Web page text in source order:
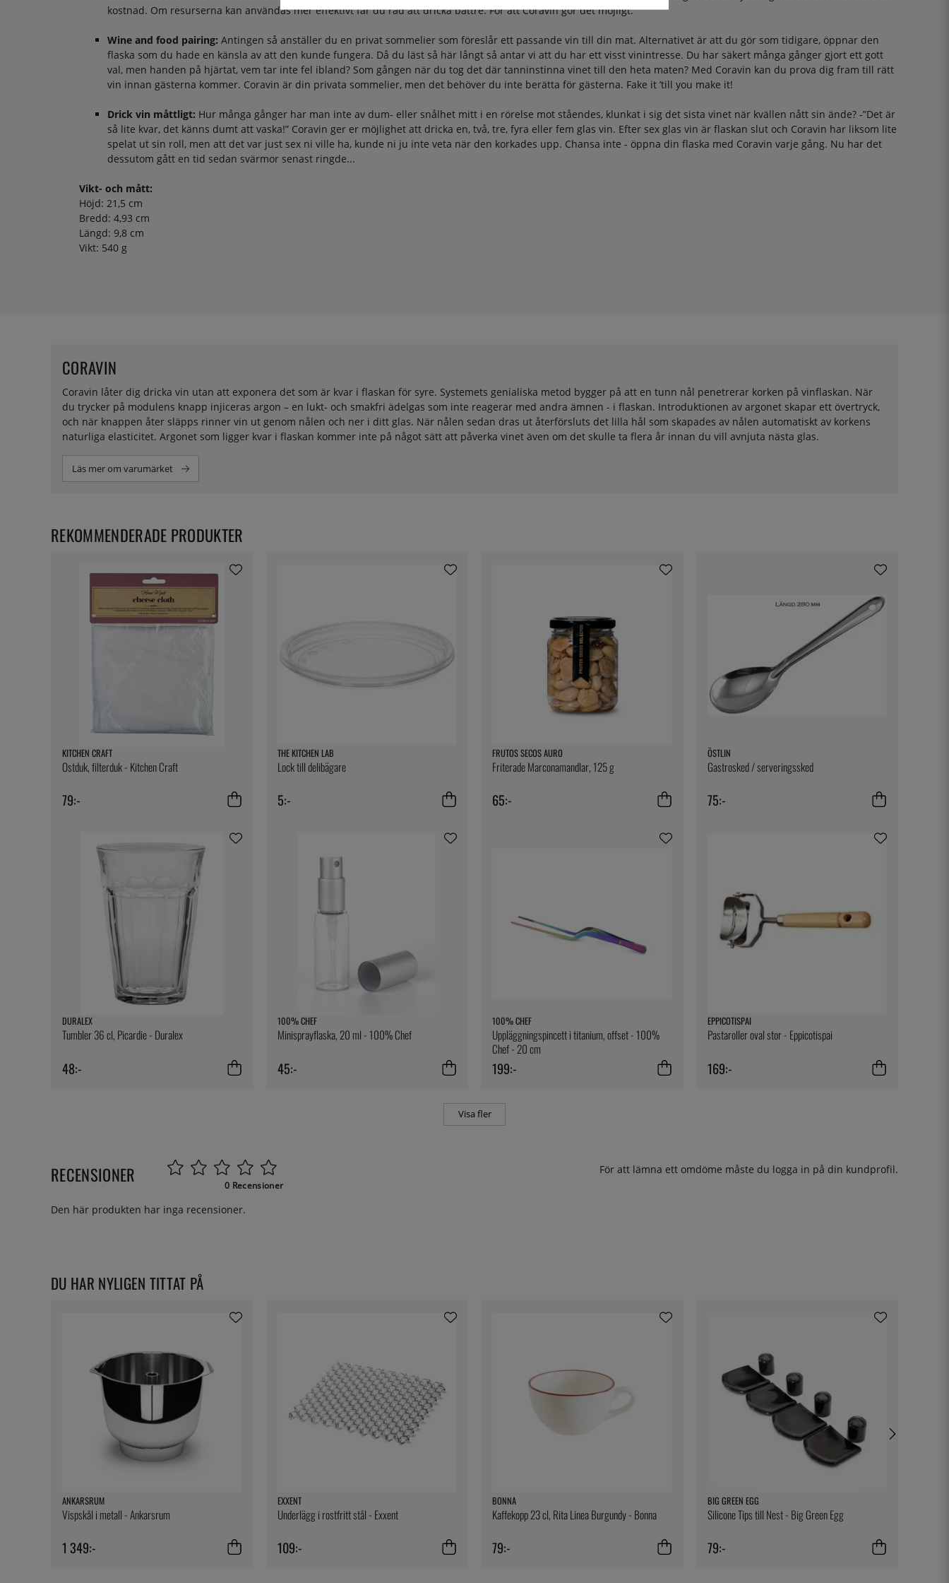
kostnad. Om resurserna kan användas mer effektivt får du råd att dricka bättre. För att Coravin gör det möjligt.
Wine and food pairing: Antingen så anställer du en privat sommelier som föreslår ett passande vin till din mat. Alternativet är att du gör som tidigare, öppnar den
flaska som du hade en känsla av att den kunde fungera. Då du läst så här långt så antar vi att du har ett visst vinintresse. Du har säkert många gånger gjort ett gott
val, men handen på hjärtat, vem tar inte fel ibland? Som gången när du tog det där tanninstinna vinet till den heta maten? Med Coravin kan du prova dig fram till rätt
vin innan gästerna kommer. Coravin är din privata sommelier, men det behöver du inte berätta för gästerna. Fake it ’till you make it!
Drick vin måttligt: Hur många gånger har man inte av dum- eller snålhet mitt i en rörelse mot ståendes, klunkat i sig det sista vinet när kvällen nått sin ände? -”Det är
så lite kvar, det känns dumt att vaska!” Coravin ger er möjlighet att dricka en, två, tre, fyra eller fem glas vin. Efter sex glas vin är flaskan slut och Coravin har liksom lite
spelat ut sin roll, men att det var just sex ni ville ha, kunde ni ju inte veta när den korkades upp. Chansa inte - öppna din flaska med Coravin varje gång. Nu har det
dessutom gått en tid sedan svärmor senast ringde...
Vikt- och mått:
Höjd: 21,5 cm
Bredd: 4,93 cm
Längd: 9,8 cm
Vikt: 540 g
Coravin låter dig dricka vin utan att exponera det som är kvar i flaskan för syre. Systemets genialiska metod bygger på att en tunn nål penetrerar korken på vinflaskan. När
du trycker på modulens knapp injiceras argon – en lukt- och smakfri ädelgas som inte reagerar med andra ämnen - i flaskan. Introduktionen av argonet skapar ett övertryck,
och när knappen åter släpps rinner vin ut genom nålen och ner i ditt glas. När nålen sedan dras ut återförsluts det lilla hål som skapades av nålen automatiskt av korkens
naturliga elasticitet. Argonet som ligger kvar i flaskan kommer inte på något sätt att påverka vinet även om det skulle ta flera år innan du vill avnjuta nästa glas.
CORAVIN
Läs mer om varumärket
KITCHEN CRAFT
Ostduk, filterduk - Kitchen Craft
79:-
THE KITCHEN LAB
Lock till delibägare
5:-
FRUTOS SECOS AURO
Friterade Marconamandlar, 125 g
65:-
ÖSTLIN
Gastrosked / serveringssked
75:-
DURALEX
Tumbler 36 cl, Picardie - Duralex
48:-
100% CHEF
Minisprayflaska, 20 ml - 100% Chef
45:-
100% CHEF
Uppläggningspincett i titanium, offset - 100%
Chef - 20 cm
199:-
EPPICOTISPAI
Pastaroller oval stor - Eppicotispai
169:-
Visa fler
REKOMMENDERADE PRODUKTER
RECENSIONER 0 Recensioner
För att lämna ett omdöme måste du logga in på din kundprofil.
Den här produkten har inga recensioner.
DU HAR NYLIGEN TITTAT PÅ
ANKARSRUM
Vispskål i metall - Ankarsrum
1 349:-
EXXENT
Underlägg i rostfritt stål - Exxent
109:-
BONNA
Kaffekopp 23 cl, Rita Linea Burgundy - Bonna
79:-
BIG GREEN EGG
Silicone Tips till Nest - Big Green Egg
79:-